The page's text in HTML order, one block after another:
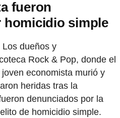
fueron
homicidio simple
Los dueños y
Rock & Pop, donde el
economista murió y
heridas tras la
denunciados por la
de homicidio simple.